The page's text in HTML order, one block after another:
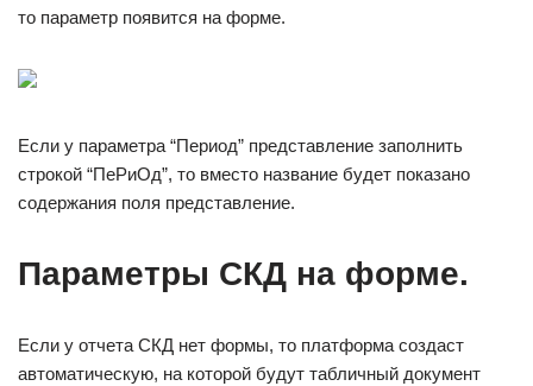
то параметр появится на форме.
Если у параметра “Период” представление заполнить
строкой “ПеРиОд”, то вместо название будет показано
содержания поля представление.
Параметры СКД на форме.
Если у отчета СКД нет формы, то платформа создаст
автоматическую, на которой будут табличный документ